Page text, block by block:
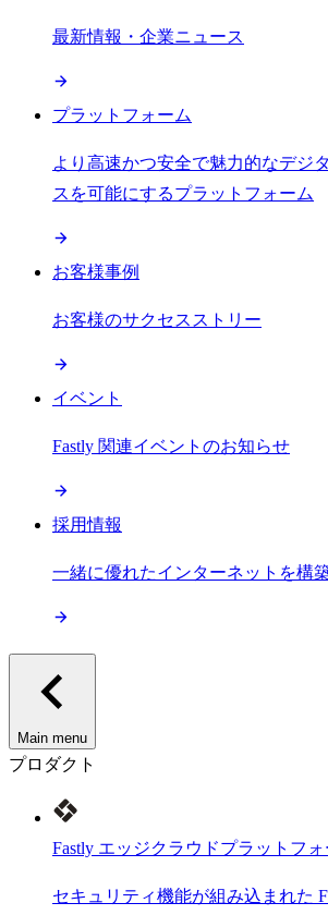
最新情報・企業ニュース
プラットフォーム
より高速かつ安全で魅力的なデジ
スを可能にするプラットフォーム
お客様事例
お客様のサクセスストリー
イベント
Fastly 関連イベントのお知らせ
採用情報
一緒に優れたインターネットを構
Main menu
プロダクト
Fastly エッジクラウドプラットフォ
セキュリティ機能が組み込まれた